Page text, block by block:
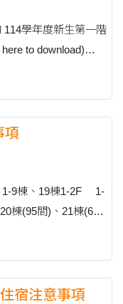
to download)
Results for
項
繪圖
宿注意事項